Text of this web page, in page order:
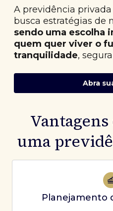
A previdência
busca estratégias de
sendo uma escolha
quem quer viver o
tranquilidade,
Abra
uma
Planejamento